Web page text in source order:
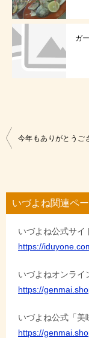
ガ
投
ビ
ゲ
いづよね関連ペー
いづよね公式サイ
https://
いづよねオンライ
https://
いづよね公式「美
https://